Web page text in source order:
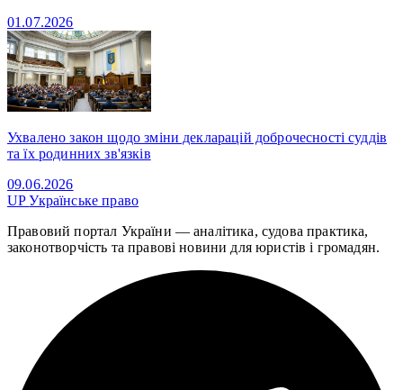
01.07.2026
Ухвалено закон щодо зміни декларацій доброчесності суддів
та їх родинних зв'язків
09.06.2026
UPУкраїнське право
Правовий портал України — аналітика, судова практика,
законотворчість та правові новини для юристів і громадян.